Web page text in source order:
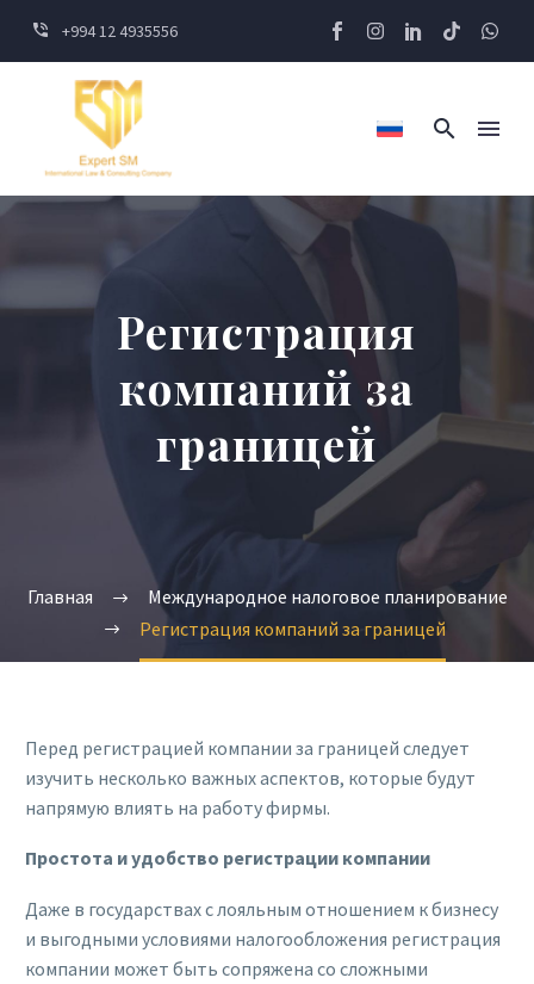
+994 12 4935556
Регистрация
компаний за
границей
Главная
Международное налоговое планирование
Регистрация компаний за границей
Перед регистрацией компании за границей следует
изучить несколько важных аспектов, которые будут
напрямую влиять на работу фирмы.
Простота и удобство регистрации компании
Даже в государствах с лояльным отношением к бизнесу
и выгодными условиями налогообложения регистрация
компании может быть сопряжена со сложными